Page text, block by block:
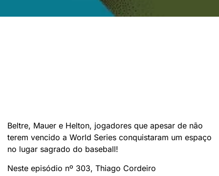
Beltre, Mauer e Helton, jogadores que apesar de não
terem vencido a World Series conquistaram um espaço
no lugar sagrado do baseball!
Neste episódio nº 303, Thiago Cordeiro